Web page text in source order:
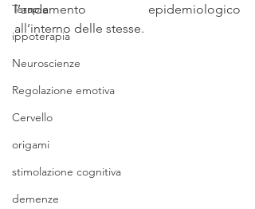
Terapie
ippoterapia
Neuroscienze
Regolazione emotiva
Cervello
origami
stimolazione cognitiva
demenze
l’andamento epidemiologico
all’interno delle stesse.